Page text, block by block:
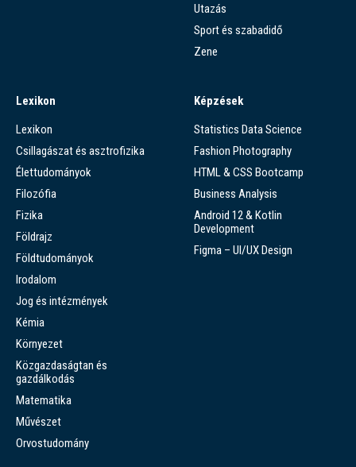
Utazás
Sport és szabadidő
Zene
Lexikon
Lexikon
Csillagászat és asztrofizika
Élettudományok
Filozófia
Fizika
Földrajz
Földtudományok
Irodalom
Jog és intézmények
Kémia
Környezet
Közgazdaságtan és
gazdálkodás
Matematika
Művészet
Orvostudomány
Képzések
Statistics Data Science
Fashion Photography
HTML & CSS Bootcamp
Business Analysis
Android 12 & Kotlin
Development
Figma – UI/UX Design